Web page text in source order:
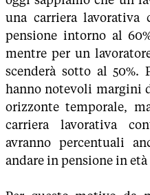
una carriera lavorativa
pensione intorno al
mentre per un
scenderà sotto al
hanno notevoli margini
orizzonte temporale,
carriera lavorativa
avranno percentuali
andare in pensione in